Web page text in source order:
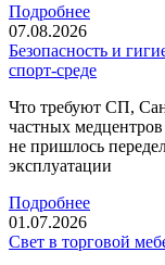
Подробнее
07.08.2026
Безопасность и
спорт‑среде
Что требуют СП,
частных
не пришлось
эксплуатации
Подробнее
01.07.2026
Свет в торговой